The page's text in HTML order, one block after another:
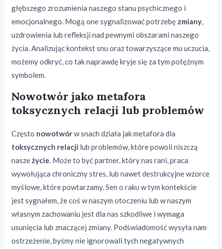
głębszego zrozumienia naszego stanu psychicznego i
emocjonalnego. Mogą one sygnalizować potrzebę zmiany,
uzdrowienia lub refleksji nad pewnymi obszarami naszego
życia. Analizując kontekst snu oraz towarzyszące mu uczucia,
możemy odkryć, co tak naprawdę kryje się za tym potężnym
symbolem.
Nowotwór jako metafora
toksycznych relacji lub problemów
Często nowotwórw snach działa jak metafora dla
toksycznych relacji lub problemów, które powoli niszczą
naszeżycie. Może to być partner, który nas rani, praca
wywołująca chroniczny stres, lub nawet destrukcyjne wzorce
myślowe, które powtarzamy. Sen o raku w tym kontekście
jest sygnałem, że coś w naszym otoczeniu lub w naszym
własnym zachowaniu jest dla nas szkodliwe i wymaga
usunięcia lub znaczącej zmiany. Podświadomość wysyła nam
ostrzeżenie, byśmy nie ignorowali tych negatywnych